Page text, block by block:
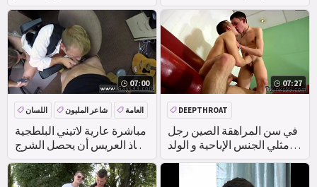
07:00
مباشرة عارية لاتيني البلطجية
شاذ العريس أن يحصل الشرج
خبطت!
اللسان شاعر المليون
العامة
الواقع
07:27
في سن المراهقة الصين رجل
مثلي الجنس الإباحية و الولد
الجنس بي نحن & #039; إعادة
التركيز على متعة صالح
DEEPTHROAT